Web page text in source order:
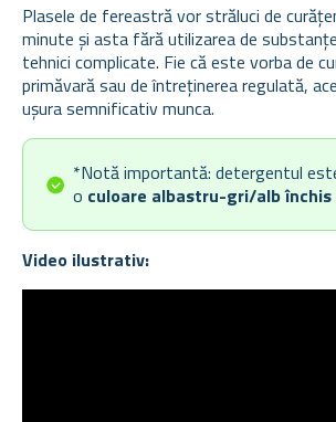
Plasele de fereastră vor străluci de
minute și asta fără utilizarea de
tehnici complicate. Fie că este vorba de
primăvară sau de întreținerea regulată,
ușura semnificativ munca.
*Notă importantă: detergentul
o culoare albastru-gri/alb închis
Video ilustrativ: